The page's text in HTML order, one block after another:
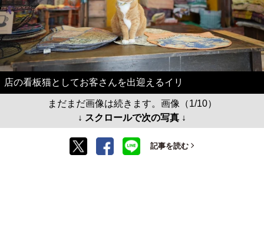
店の看板猫としてお客さんを出迎えるイリ
まだまだ画像は続きます。画像（1/10）
↓ スクロールで次の写真 ↓
記事を読む